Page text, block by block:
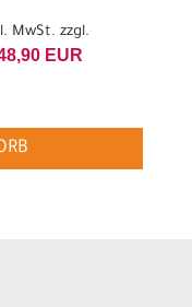
MwSt. zzgl.
EUR